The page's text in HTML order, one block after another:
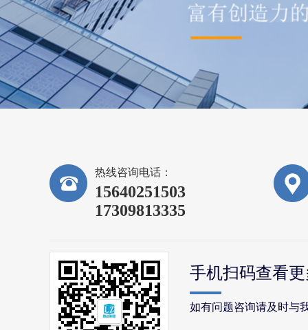
热线咨询电话：
15640251503
17309813335
手机扫码查看
如有问题咨询请及时与